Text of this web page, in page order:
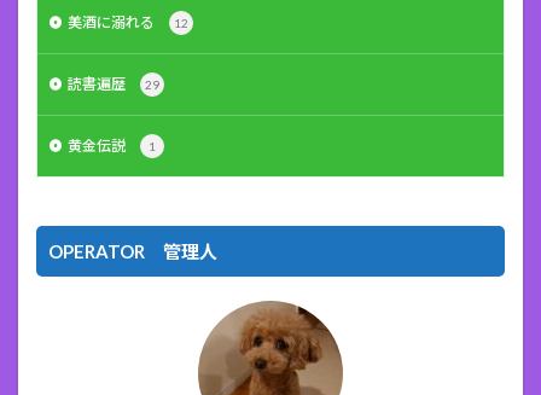
美酒に溺れる 12
読書遍歴 29
黄金伝説 1
OPERATOR 管理人